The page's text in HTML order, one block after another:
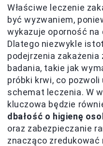
Właściwe leczenie
być wyzwaniem,
wykazuje oporność
Dlatego niezwykle
podejrzenia
badania, takie jak
próbki krwi, co
schemat leczenia. W
kluczowa będzie
dbałość o higienę
oraz zabezpieczanie
znacząco zredukować